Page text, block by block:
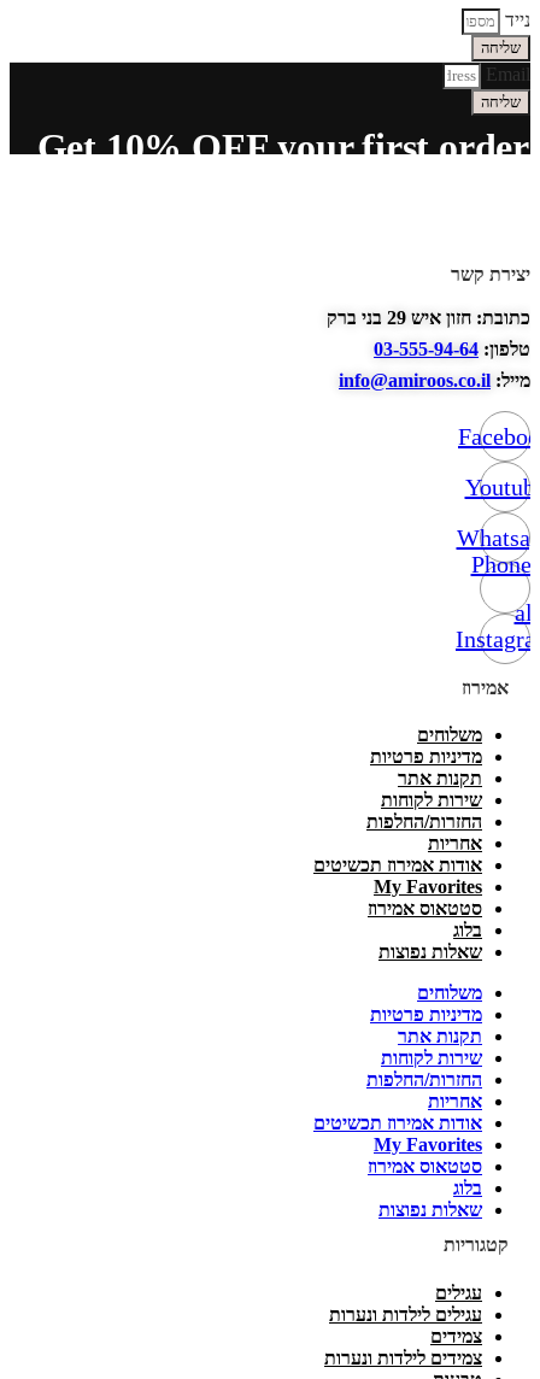
נייד
שליחה
Email
שליחה
Get 10% OFF your first order
יצירת קשר
כתובת: חזון איש 29 בני ברק
טלפון: 03-555-94-64
מייל: info@amiroos.co.il
Phone-
alt
אמירוז
משלוחים
מדיניות פרטיות
תקנות אתר
שירות לקוחות
החזרות/החלפות
אחריות
אודות אמירוז תכשיטים
My Favorites
סטטאוס אמירוז
בלוג
שאלות נפוצות
משלוחים
מדיניות פרטיות
תקנות אתר
שירות לקוחות
החזרות/החלפות
אחריות
אודות אמירוז תכשיטים
My Favorites
סטטאוס אמירוז
בלוג
שאלות נפוצות
קטגוריות
עגילים
עגילים לילדות ונערות
צמידים
צמידים לילדות ונערות